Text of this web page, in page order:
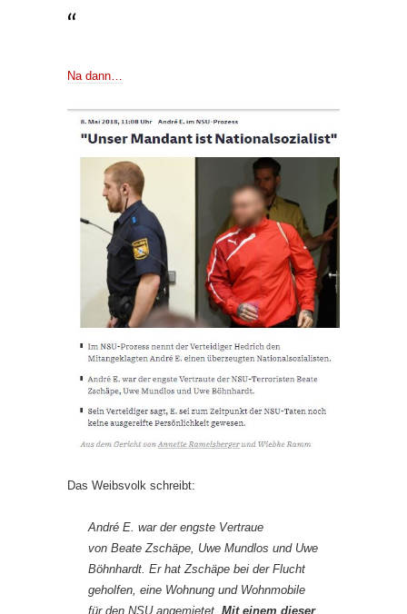
“
Na dann…
Das Weibsvolk schreibt:
André E. war der engste Vertraue
von Beate Zschäpe, Uwe Mundlos und Uwe
Böhnhardt. Er hat Zschäpe bei der Flucht
geholfen, eine Wohnung und Wohnmobile
für den NSU angemietet. Mit einem dieser